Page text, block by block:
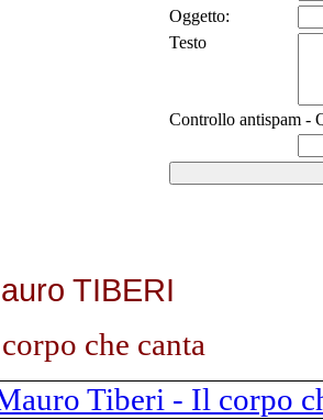
Oggetto:
Testo
Controllo antispam -
TIBERI
che canta